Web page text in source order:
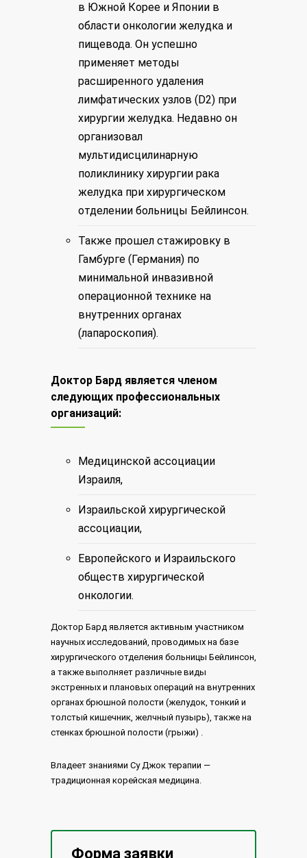
в Южной Корее и Японии в
области онкологии желудка и
пищевода. Он успешно
применяет методы
расширенного удаления
лимфатических узлов (D2) при
хирургии желудка. Недавно он
организовал
мультидисцилинарную
поликлинику хирургии рака
желудка при хирургическом
отделении больницы Бейлинсон.
Также прошел стажировку в
Гамбурге (Германия) по
минимальной инвазивной
операционной технике на
внутренних органах
(лапароскопия).
Доктор Бард является членом
следующих профессиональных
организаций:
Медицинской ассоциации
Израиля,
Израильской хирургической
ассоциации,
Европейского и Израильского
обществ хирургической
онкологии.
Доктор Бард является активным участником
научных исследований, проводимых на базе
хирургического отделения больницы Бейлинсон,
а также выполняет различные виды
экстренных и плановых операций на внутренних
органах брюшной полости (желудок, тонкий и
толстый кишечник, желчный пузырь), также на
стенках брюшной полости (грыжи) .
Владеет знаниями Су Джок терапии —
традиционная корейская медицина.
Форма заявки